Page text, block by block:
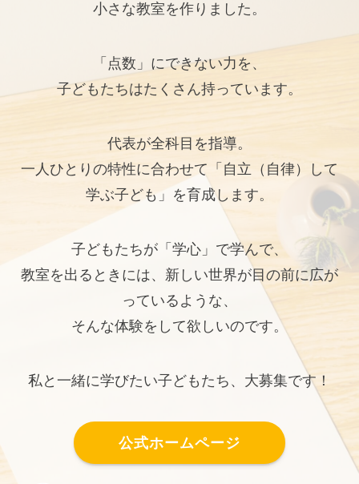
小さな教室を作りました。
「点数」にできない力を、
子どもたちはたくさん持っています。
代表が全科目を指導。
一人ひとりの特性に合わせて「自立（自律）して
学ぶ子ども」を育成します。
子どもたちが「学心」で学んで、
教室を出るときには、新しい世界が目の前に広が
っているような、
そんな体験をして欲しいのです。
私と一緒に学びたい子どもたち、大募集です！
公式ホームページ